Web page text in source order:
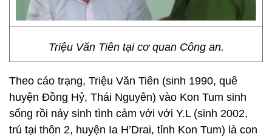
Triệu Văn Tiên tại cơ quan Công an.
Theo cáo trạng, Triệu Văn Tiên (sinh 1990, quê
huyện Đồng Hỷ, Thái Nguyên) vào Kon Tum sinh
sống rồi nảy sinh tình cảm với với Y.L (sinh 2002,
trú tại thôn 2, huyện Ia H’Drai, tỉnh Kon Tum) là con